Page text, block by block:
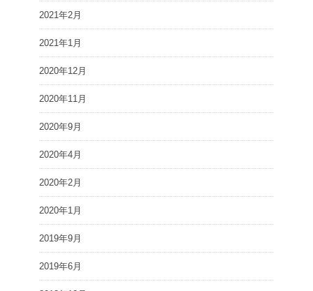
2021年2月
2021年1月
2020年12月
2020年11月
2020年9月
2020年4月
2020年2月
2020年1月
2019年9月
2019年6月